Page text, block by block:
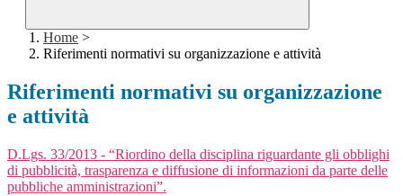
Home >
Riferimenti normativi su organizzazione e attività
Riferimenti normativi su organizzazione
e attività
D.Lgs. 33/2013 - “Riordino della disciplina riguardante gli obblighi
di pubblicità, trasparenza e diffusione di informazioni da parte delle
pubbliche amministrazioni”.